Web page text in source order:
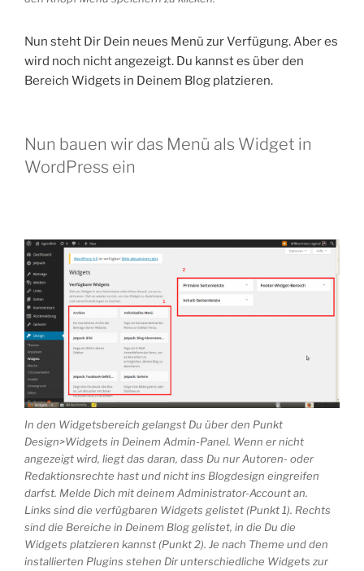
Nun steht Dir Dein neues Menü zur Verfügung. Aber es
wird noch nicht angezeigt. Du kannst es über den
Bereich Widgets in Deinem Blog platzieren.
Nun bauen wir das Menü als Widget in
WordPress ein
In den Widgetsbereich gelangst Du über den Punkt
Design>Widgets in Deinem Admin-Panel. Wenn er nicht
angezeigt wird, liegt das daran, dass Du nur Autoren- oder
Redaktionsrechte hast und nicht ins Blogdesign eingreifen
darfst. Melde Dich mit deinem Administrator-Account an.
Links sind die verfügbaren Widgets gelistet (Punkt 1). Rechts
sind die Bereiche in Deinem Blog gelistet, in die Du die
Widgets platzieren kannst (Punkt 2). Je nach Theme und den
installierten Plugins stehen Dir unterschiedliche Widgets zur